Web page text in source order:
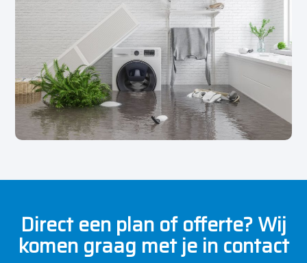
Direct een plan of offerte? Wij
komen graag met je in contact